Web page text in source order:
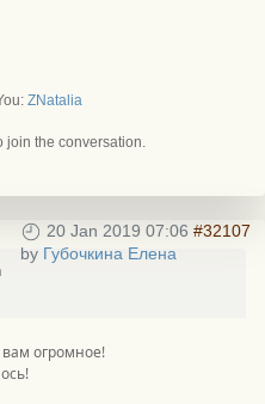
ZNatalia
join the conversation.
20 Jan 2019 07:06 #32107
by Губочкина Елена
огромное!